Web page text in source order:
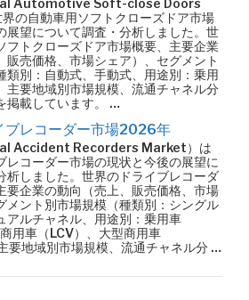
Automotive Soft-close Doors
の自動車用ソフトクローズドア市場
展望について調査・分析しました。世
フトクローズドア市場概要、主要企業
販売価格、市場シェア）、セグメント
類別：自動式、手動式、用途別：乗用
主要地域別市場規模、流通チャネル分
掲載しています。 …
ブレコーダー市場2026年
Accident Recorders Market）は
レコーダー市場の現状と今後の展望に
析しました。世界のドライブレコーダ
要企業の動向（売上、販売価格、市場
メント別市場規模（種類別：シングル
アルチャネル、用途別：乗用車
商用車（LCV）、大型商用車
要地域別市場規模、流通チャネル分 …